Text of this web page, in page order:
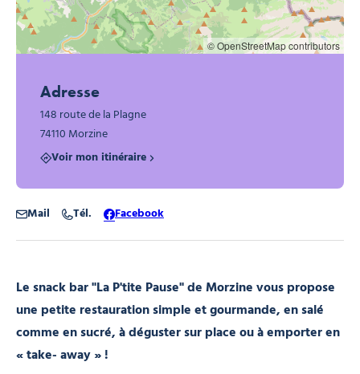
Le snack bar "La P'tite Pause" de Morzine vous propose
une petite restauration simple et gourmande, en salé
comme en sucré, à déguster sur place ou à emporter en
« take- away » !
© OpenStreetMap contributors
Adresse
148 route de la Plagne
74110 Morzine
Voir mon itinéraire
Mail Tél. Facebook